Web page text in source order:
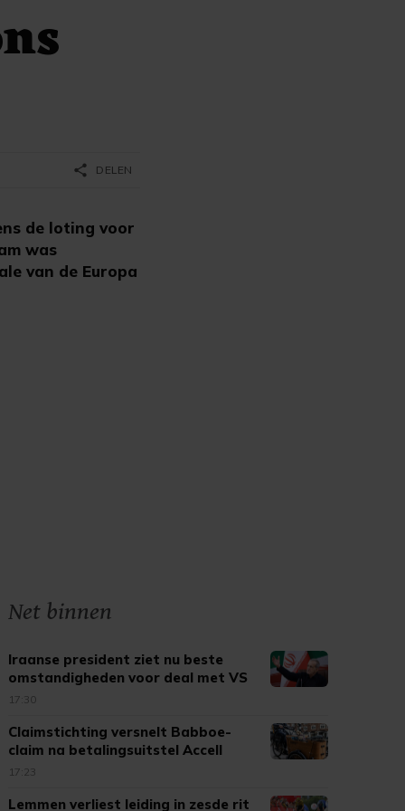
de loting voor
was
van de Europa
share DELEN
Net binnen
Iraanse president ziet nu beste
omstandigheden voor deal met VS
17:30
Claimstichting versnelt Babboe-
claim na betalingsuitstel Accell
17:23
Lemmen verliest leiding in zesde rit